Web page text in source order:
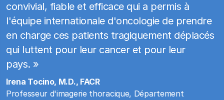
convivial, fiable et efficace qui a permis à
l'équipe internationale d'oncologie de prendre
en charge ces patients tragiquement déplacés
qui luttent pour leur cancer et pour leur
pays. »
Irena Tocino, M.D., FACR
Professeur d'imagerie thoracique, Département